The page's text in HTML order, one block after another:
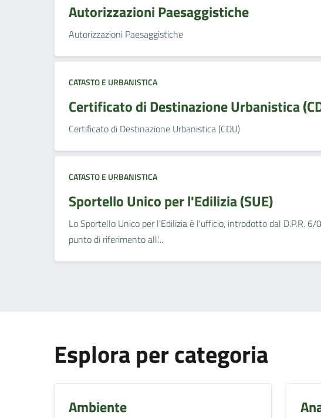
Autorizzazioni Paesaggistiche
Autorizzazioni Paesaggistiche
CATASTO E URBANISTICA
Certificato di Destinazione Urbanistica
Certificato di Destinazione Urbanistica (CDU)
CATASTO E URBANISTICA
Sportello Unico per l'Edilizia (SUE)
Lo Sportello Unico per l'Edilizia è l'ufficio, introdotto dal D.P.R.
punto di riferimento all'...
Esplora per categoria
Ambiente